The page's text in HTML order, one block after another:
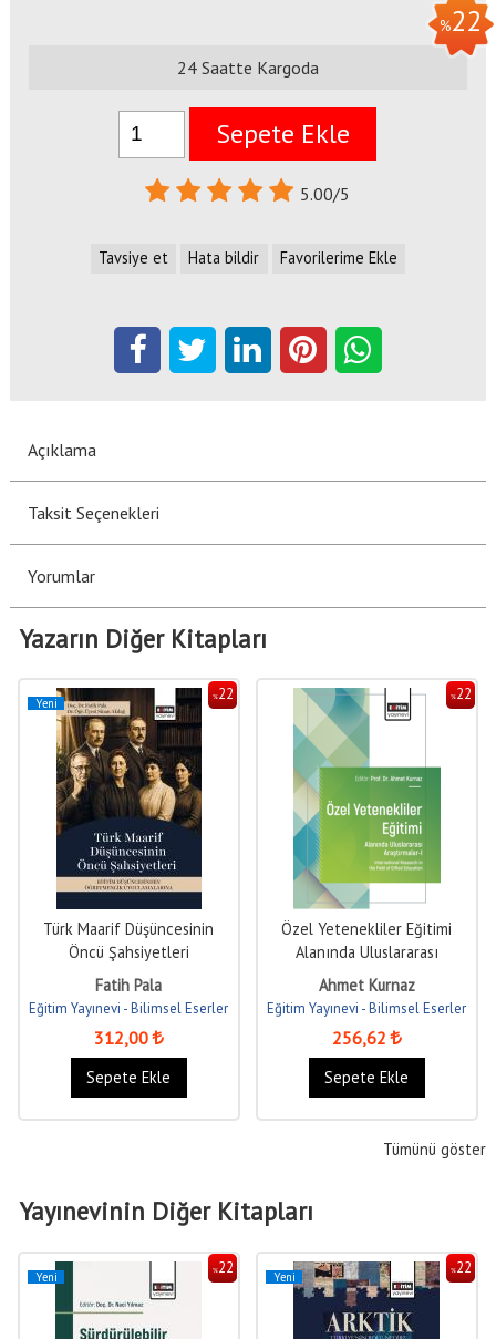
%22
24 Saatte Kargoda
Sepete Ekle
5.00/5
Tavsiye et Hata bildir Favorilerime Ekle
Açıklama
Taksit Seçenekleri
Yorumlar
Yazarın Diğer Kitapları
%22
Yeni
Türk Maarif Düşüncesinin
Öncü Şahsiyetleri
Fatih Pala
Eğitim Yayınevi - Bilimsel Eserler
312,00
Sepete Ekle
%22
Özel Yetenekliler Eğitimi
Alanında Uluslararası
Araştırmalar-I
Ahmet Kurnaz
Eğitim Yayınevi - Bilimsel Eserler
256,62
Sepete Ekle
Tümünü göster
Yayınevinin Diğer Kitapları
%22
Yeni %22
Yeni